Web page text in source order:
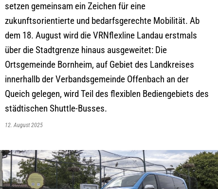
setzen gemeinsam ein Zeichen für eine
zukunftsorientierte und bedarfsgerechte Mobilität. Ab
dem 18. August wird die VRNflexline Landau erstmals
über die Stadtgrenze hinaus ausgeweitet: Die
Ortsgemeinde Bornheim, auf Gebiet des Landkreises
innerhallb der Verbandsgemeinde Offenbach an der
Queich gelegen, wird Teil des flexiblen Bediengebiets des
städtischen Shuttle-Busses.
12. August 2025